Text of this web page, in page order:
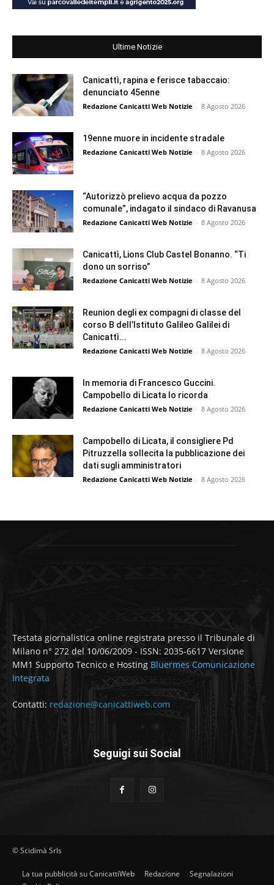
Ultime Notizie
Canicattì, rapina e ferisce tabaccaio:
denunciato 45enne
Redazione Canicatti Web Notizie - 8 Agosto 2026
19enne muore in incidente stradale
Redazione Canicatti Web Notizie - 8 Agosto 2026
“Autorizzò prelievo acqua da pozzo
comunale”, indagato il sindaco di Ravanusa
Redazione Canicatti Web Notizie - 8 Agosto 2026
Canicattì, Lions Club Castel Bonanno. “Ti
dono un sorriso”
Redazione Canicatti Web Notizie - 8 Agosto 2026
Reunion degli ex compagni di classe del
corso B dell’Istituto Galileo Galilei di
Canicattì...
Redazione Canicatti Web Notizie - 8 Agosto 2026
In memoria di Francesco Guccini.
Campobello di Licata lo ricorda
Redazione Canicatti Web Notizie - 8 Agosto 2026
Campobello di Licata, il consigliere Pd
Pitruzzella sollecita la pubblicazione dei
dati sugli amministratori
Redazione Canicatti Web Notizie - 8 Agosto 2026
Testata giornalistica online registrata presso il Tribunale di
Milano n° 272 del 10/06/2009 - ISSN: 2035-6617 Versione
MM1 Supporto Tecnico e Hosting Bluermes Comunicazione
Integrata
Contatti: redazione@canicattiweb.com
Seguigi sui Social
© Scidimà Srls
La tua pubblicità su CanicattiWeb Redazione
Segnalazioni